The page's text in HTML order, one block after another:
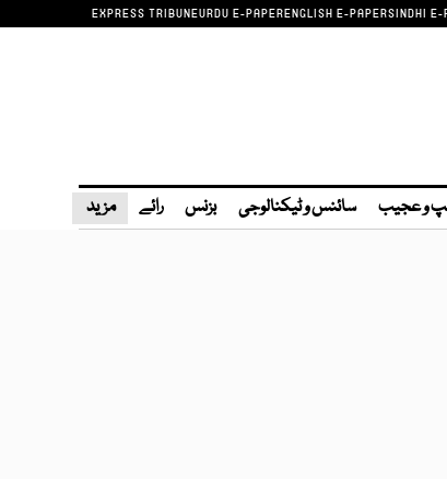
EXPRESS TRIBUNEURDU E-PAPERENGLISH E-PAPERSINDHI E-
و عجیب سائنس و ٹیکنالوجی بزنس رائے مزید